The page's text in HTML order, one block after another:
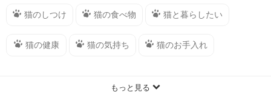
はダイエットから目や泌尿器の病気まで様々な悩みについての記事がありま
す。↵そのほかにも、猫と楽しみたいなら誰もが知りたいお出かけ（旅行）情
（旅行）情報では、猫カフェや全国のイベント情報などが知れ、グッズ情報で
は人気の猫雑貨やおすすめグッズを知ることができます！↵猫の種類では人気
猫のしつけ
猫の食べ物 猫と暮らしたい
猫の健康 猫の気持ち 猫のお手入れ
もっと見る